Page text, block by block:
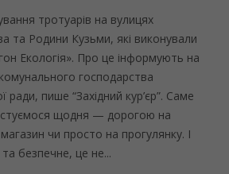
тротуарів на вулицях
та Родини Кузьми, які виконували
Екологія». Про це інформують на
господарства
ради, пише “Західний кур’єр”. Саме
щодня — дорогою на
чи просто на прогулянку. І
безпечне, це не...